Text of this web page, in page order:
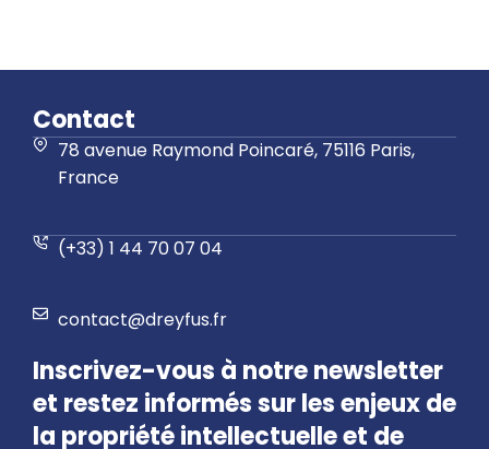
Contact
78 avenue Raymond Poincaré, 75116 Paris,
France
(+33) 1 44 70 07 04
contact@dreyfus.fr
Inscrivez-vous à notre newsletter
et restez informés sur les enjeux de
la propriété intellectuelle et de